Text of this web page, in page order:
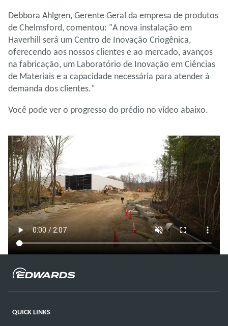
Debbora Ahlgren, Gerente Geral da empresa de produtos
de Chelmsford, comentou: "A nova instalação em
Haverhill será um Centro de Inovação Criogênica,
oferecendo aos nossos clientes e ao mercado, avanços
na fabricação, um Laboratório de Inovação em Ciências
de Materiais e a capacidade necessária para atender à
demanda dos clientes."
Você pode ver o progresso do prédio no vídeo abaixo.
QUICK LINKS